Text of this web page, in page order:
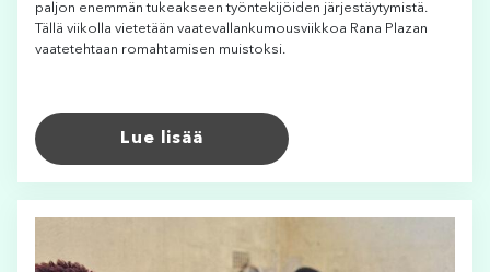
paljon enemmän tukeakseen työntekijöiden järjestäytymistä.
Tällä viikolla vietetään vaatevallankumousviikkoa Rana Plazan
vaatetehtaan romahtamisen muistoksi.
Lue lisää